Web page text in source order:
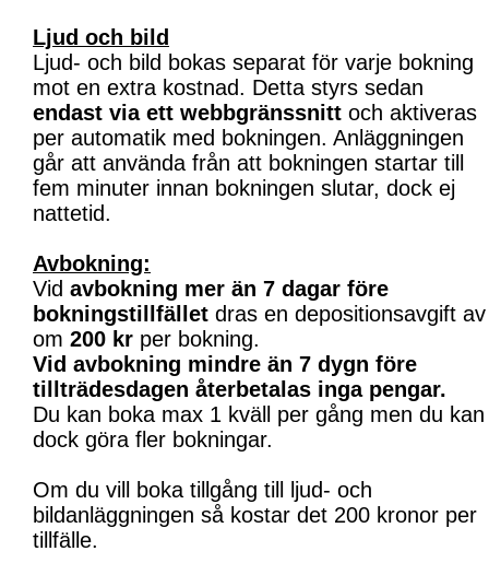
Ljud och bild
Ljud- och bild bokas separat för varje bokning
mot en extra kostnad. Detta styrs sedan
endast via ett webbgränssnitt och aktiveras
per automatik med bokningen. Anläggningen
går att använda från att bokningen startar till
fem minuter innan bokningen slutar, dock ej
nattetid.
Avbokning:
Vid avbokning mer än 7 dagar före
bokningstillfället dras en depositionsavgift av
om 200 kr per bokning.
Vid avbokning mindre än 7 dygn före
tillträdesdagen återbetalas inga pengar.
Du kan boka max 1 kväll per gång men du kan
dock göra fler bokningar.
Om du vill boka tillgång till ljud- och
bildanläggningen så kostar det 200 kronor per
tillfälle.